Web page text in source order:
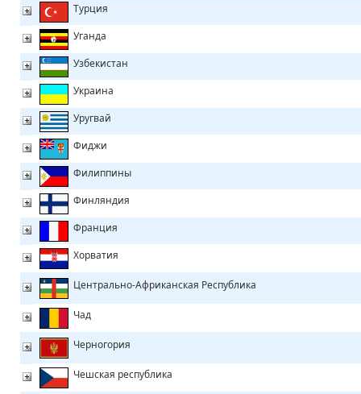
Турция
Уганда
Узбекистан
Украина
Уругвай
Фиджи
Филиппины
Финляндия
Франция
Хорватия
Центрально-Африканская Республика
Чад
Черногория
Чешская республика